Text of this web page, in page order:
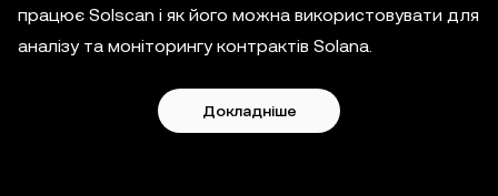
працює Solscan і як його можна використовувати для
аналізу та моніторингу контрактів Solana.
Докладніше